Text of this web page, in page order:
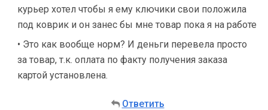
курьер хотел чтобы я ему ключики свои положила
под коврик и он занес бы мне товар пока я на работе
• Это как вообще норм? И деньги перевела просто
за товар, т.к. оплата по факту получения заказа
картой установлена.
Ответить